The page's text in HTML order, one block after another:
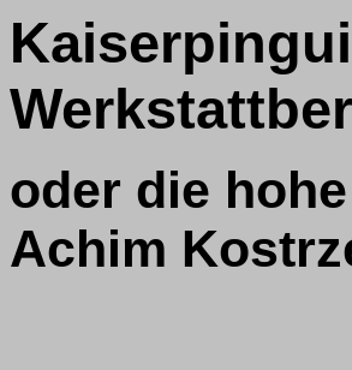
oder die
Achim